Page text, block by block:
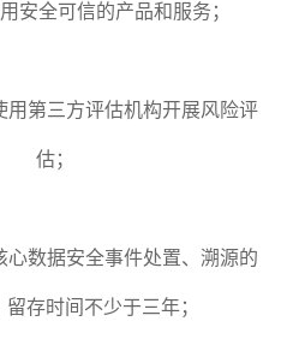
安全可信的产品和服务；
用第三方评估机构开展风险评
估；
心数据安全事件处置、溯源的
存时间不少于三年；